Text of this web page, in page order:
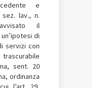
e
sez. lav., n.
il
di
servizi con
sent. 20
ordinanza